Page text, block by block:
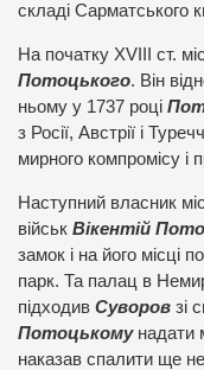
складі Сарматського
На початку XVIII ст.
Потоцького. Він
ньому у 1737 році
з Росії, Австрії і
мирного компромісу і
Наступний власник
військ Вікентій
замок і на його місці
парк. Та палац в
підходив Суворов зі
Потоцькому надати
наказав спалити ще